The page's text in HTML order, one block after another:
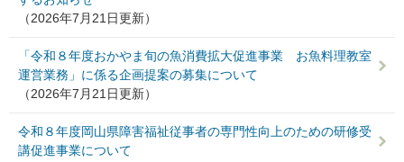
（2026年7月21日更新）
「令和８年度おかやま旬の魚消費拡大促進事業 お魚料理教室
運営業務」に係る企画提案の募集について
（2026年7月21日更新）
令和８年度岡山県障害福祉従事者の専門性向上のための研修受
講促進事業について